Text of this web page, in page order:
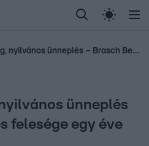
Randi Celeb vagyok,
Most Wanted Gallusz
Titkos házasság, nyilvános ünneplés – Brasch Bence és felesége egy éve keltek egybe
ünneplés
felesége egy éve